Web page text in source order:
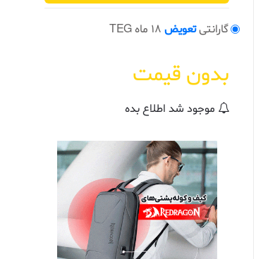
گارانتیتعویض18 ماه TEG
بدون قیمت
موجود شد اطلاع بده